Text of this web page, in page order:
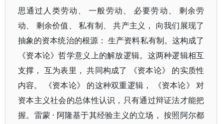
思通过人类劳动、 一般劳动、 必要劳动、 剩余劳
动、 剩余价值、 私有制、 共产主义， 向我们展现了
抽象的资本统治的根源： 生产资料私有制。这构成了
《资本论》哲学意义上的解放逻辑。这两种逻辑相互
支撑， 互为表里， 共同构成了 《资本论》 的实质性
内容。 《资本论》 的这种双重逻辑， 《资本论》 对
资本主义社会的总体性认识，只有通过辩证法才能把
握。雷蒙 · 阿隆基于其经验主义的立场， 按照阿尔都